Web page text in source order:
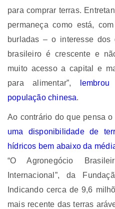
para comprar terras.
permaneça como está,
burladas – o interesse dos
brasileiro é crescente e
muito acesso a capital e
para alimentar”,
população chinesa.
Ao contrário do que pensa o
uma disponibilidade de
hídricos bem abaixo da
“O Agronegócio
Internacional”, da
Indicando cerca de 9,6
mais recente das terras